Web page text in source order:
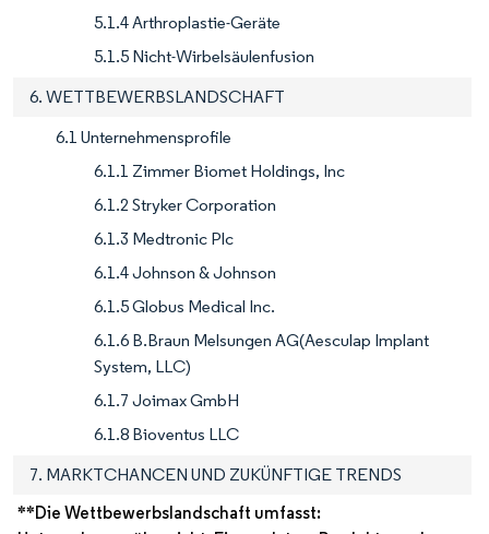
5.1.4 Arthroplastie-Geräte
5.1.5 Nicht-Wirbelsäulenfusion
6. WETTBEWERBSLANDSCHAFT
6.1 Unternehmensprofile
6.1.1 Zimmer Biomet Holdings, Inc
6.1.2 Stryker Corporation
6.1.3 Medtronic Plc
6.1.4 Johnson & Johnson
6.1.5 Globus Medical Inc.
6.1.6 B.Braun Melsungen AG(Aesculap Implant
System, LLC)
6.1.7 Joimax GmbH
6.1.8 Bioventus LLC
7. MARKTCHANCEN UND ZUKÜNFTIGE TRENDS
**Die Wettbewerbslandschaft umfasst: